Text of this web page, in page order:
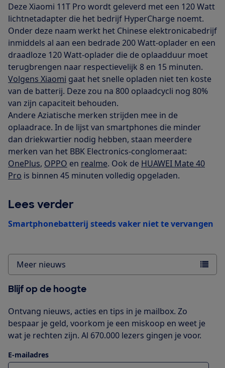
Deze Xiaomi 11T Pro wordt geleverd met een 120 Watt
lichtnetadapter die het bedrijf HyperCharge noemt.
Onder deze naam werkt het Chinese elektronicabedrijf
inmiddels al aan een bedrade 200 Watt-oplader en een
draadloze 120 Watt-oplader die de oplaadduur moet
terugbrengen naar respectievelijk 8 en 15 minuten.
Volgens Xiaomi gaat het snelle opladen niet ten koste
van de batterij. Deze zou na 800 oplaadcycli nog 80%
van zijn capaciteit behouden.
Andere Aziatische merken strijden mee in de
oplaadrace. In de lijst van smartphones die minder
dan driekwartier nodig hebben, staan meerdere
merken van het BBK Electronics-conglomeraat:
OnePlus, OPPO en realme. Ook de HUAWEI Mate 40
Pro is binnen 45 minuten volledig opgeladen.
Lees verder
Smartphonebatterij steeds vaker niet te vervangen
Meer nieuws
Blijf op de hoogte
Ontvang nieuws, acties en tips in je mailbox. Zo
bespaar je geld, voorkom je een miskoop en weet je
wat je rechten zijn. Al 670.000 lezers gingen je voor.
E-mailadres